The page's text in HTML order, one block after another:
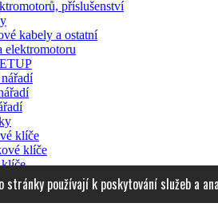
příslušenství
kabely a ostatní
elektromotoru
klíče
klíče
Pinzety
a křížové šroubováky
stránky používají k poskytování služeb a